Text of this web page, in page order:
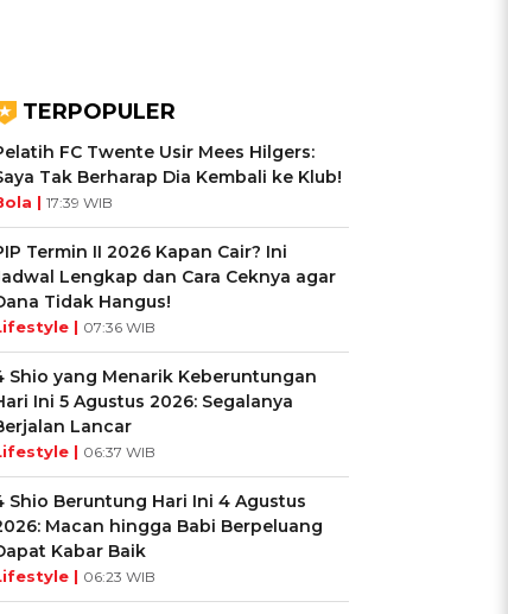
TERPOPULER
FC Twente Usir Mees Hilgers:
Tak Berharap Dia Kembali ke Klub!
| 17:39 WIB
Termin II 2026 Kapan Cair? Ini
Lengkap dan Cara Ceknya agar
Tidak Hangus!
| 07:36 WIB
Shio yang Menarik Keberuntungan
Ini 5 Agustus 2026: Segalanya
Lancar
| 06:37 WIB
Shio Beruntung Hari Ini 4 Agustus
Macan hingga Babi Berpeluang
Kabar Baik
| 06:23 WIB